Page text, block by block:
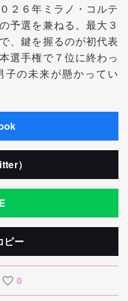
２６年ミラノ・コルテ
予選を兼ねる。最大３
、鍵を握るのが初代表
選手権で７位に終わっ
の未来が懸かってい
）
ピー
0